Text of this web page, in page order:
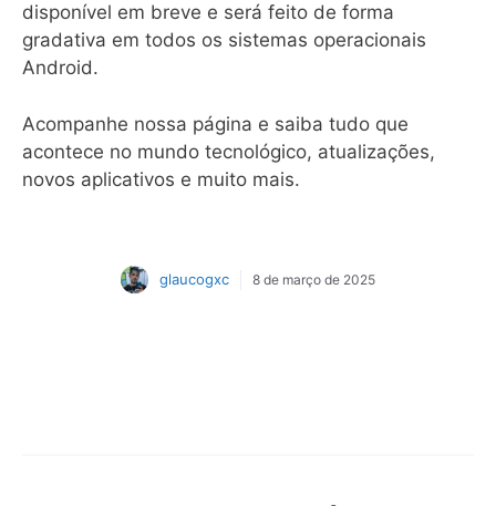
disponível em breve e será feito de forma
gradativa em todos os sistemas operacionais
Android.
Acompanhe nossa página e saiba tudo que
acontece no mundo tecnológico, atualizações,
novos aplicativos e muito mais.
glaucogxc 8 de março de 2025